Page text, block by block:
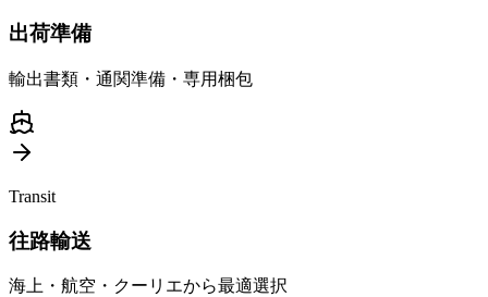
出荷準備
輸出書類・通関準備・専用梱包
Transit
往路輸送
海上・航空・クーリエから最適選択